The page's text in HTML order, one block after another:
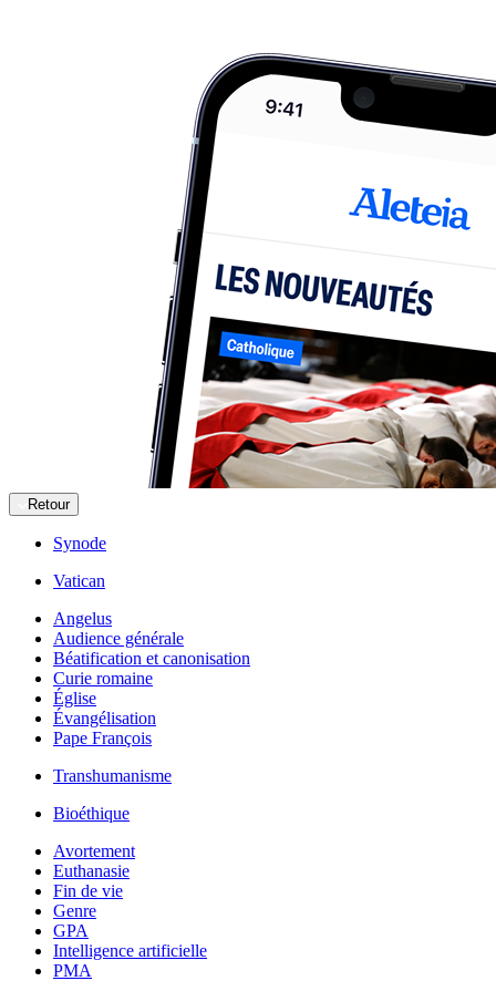
Retour
Synode
Vatican
Angelus
Audience générale
Béatification et canonisation
Curie romaine
Église
Évangélisation
Pape François
Transhumanisme
Bioéthique
Avortement
Euthanasie
Fin de vie
Genre
GPA
Intelligence artificielle
PMA